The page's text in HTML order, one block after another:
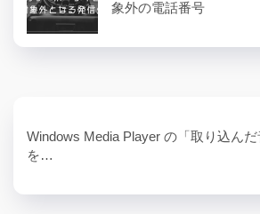
象外の電話番号
Windows Media Player の「取り込んだ
を…